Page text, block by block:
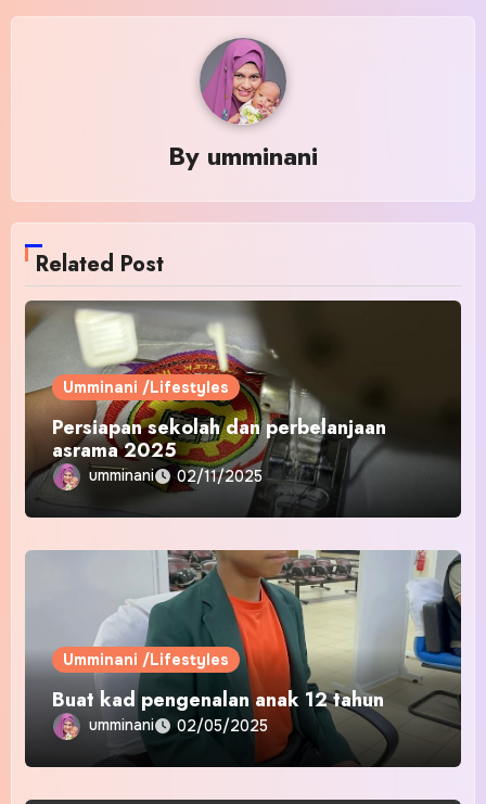
By umminani
Related Post
Umminani /Lifestyles
Persiapan sekolah dan perbelanjaan
asrama 2025
umminani 02/11/2025
Umminani /Lifestyles
Buat kad pengenalan anak 12 tahun
umminani 02/05/2025